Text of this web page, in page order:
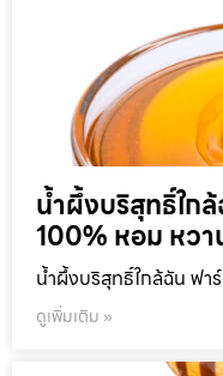
น้ำผึ้งบริสุทธิ์ใก
100% หอม หว
น้ำผึ้งบริสุทธิ์ใกล้ฉัน ฟา
ดูเพิ่มเติม »